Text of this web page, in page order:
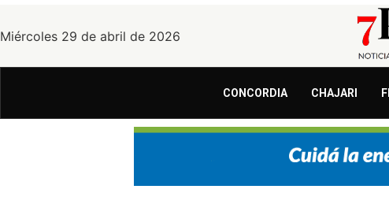
Miércoles 29 de abril de 2026
CONCORDIA CHAJARI